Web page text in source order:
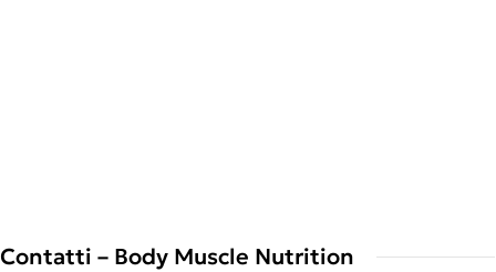
Contatti – Body Muscle Nutrition